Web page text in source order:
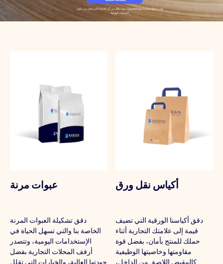
عبوات مرنة
دقق تشكيلة العبوات المرنة
الخاصة بنا والتي تسهل الحياة في
الإستخدامات اليومية، وتتصدر
أرفف المحلات التجارية بفضل
أكياس نقل ورق
دقق أكياسنا الورقية التي تضيف
قيمة إلى علامتك التجارية أثناء
حملك للمنتج بأمان، بفضل قوة
مقاومتها وخاصيتها الوظيفية